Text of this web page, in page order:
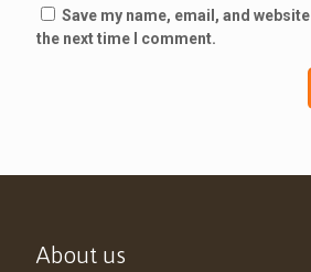
Save my name, email, and
the next time I comment.
About us